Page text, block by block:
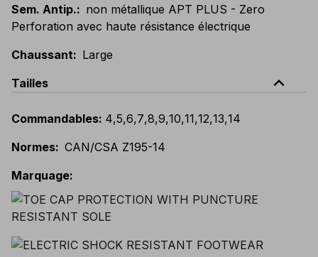
Sem. Antip.: non métallique APT PLUS - Zero
Perforation avec haute résistance électrique
Chaussant: Large
Tailles
expand_less
Commandables: 4,5,6,7,8,9,10,11,12,13,14
Normes: CAN/CSA Z195-14
Marquage: